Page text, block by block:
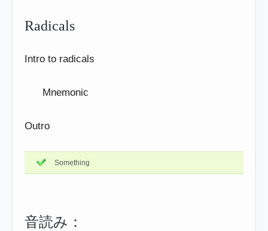
Radicals
Intro to radicals
Mnemonic
Outro
Something
音読み：